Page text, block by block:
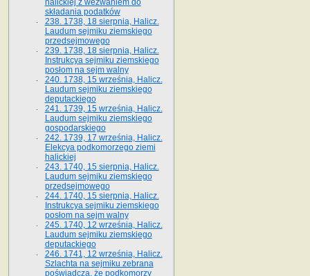
halickiej z wezwaniem do
składania podatków
238. 1738, 18 sierpnia, Halicz.
Laudum sejmiku ziemskiego
przedsejmowego
239. 1738, 18 sierpnia, Halicz.
Instrukcya sejmiku ziemskiego
posłom na sejm walny
240. 1738, 15 września, Halicz.
Laudum sejmiku ziemskiego
deputackiego
241. 1739, 15 września, Halicz.
Laudum sejmiku ziemskiego
gospodarskiego
242. 1739, 17 września, Halicz.
Elekcya podkomorzego ziemi
halickiej
243. 1740, 15 sierpnia, Halicz.
Laudum sejmiku ziemskiego
przedsejmowego
244. 1740, 15 sierpnia, Halicz.
Instrukcya sejmiku ziemskiego
posłom na sejm walny
245. 1740, 12 września, Halicz.
Laudum sejmiku ziemskiego
deputackiego
246. 1741, 12 września, Halicz.
Szlachta na sejmiku zebrana
poświadcza, że podkomorzy